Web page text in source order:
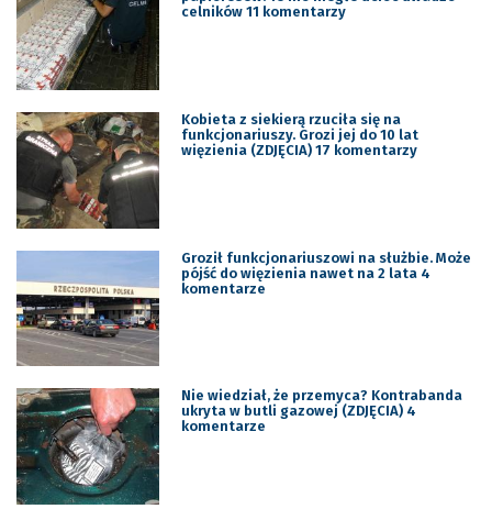
celników 11 komentarzy
Kobieta z siekierą rzuciła się na
funkcjonariuszy. Grozi jej do 10 lat
więzienia (ZDJĘCIA) 17 komentarzy
Groził funkcjonariuszowi na służbie. Może
pójść do więzienia nawet na 2 lata 4
komentarze
Nie wiedział, że przemyca? Kontrabanda
ukryta w butli gazowej (ZDJĘCIA) 4
komentarze